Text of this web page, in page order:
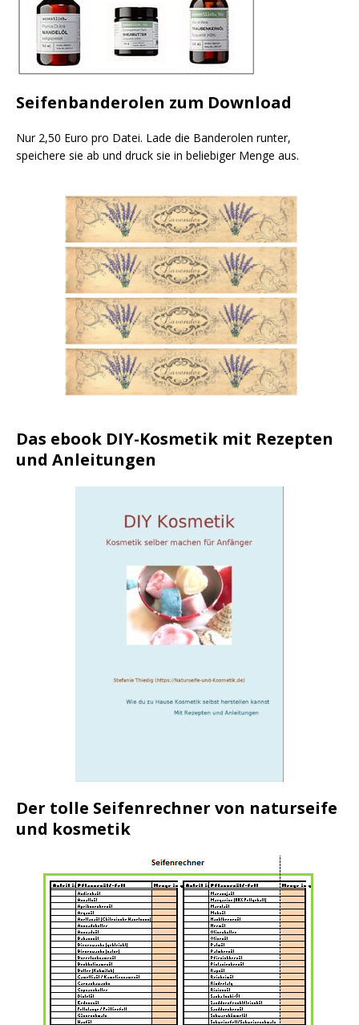
Seifenbanderolen zum Download
Nur 2,50 Euro pro Datei. Lade die Banderolen runter,
speichere sie ab und druck sie in beliebiger Menge aus.
Das ebook DIY-Kosmetik mit Rezepten
und Anleitungen
Der tolle Seifenrechner von naturseife
und kosmetik